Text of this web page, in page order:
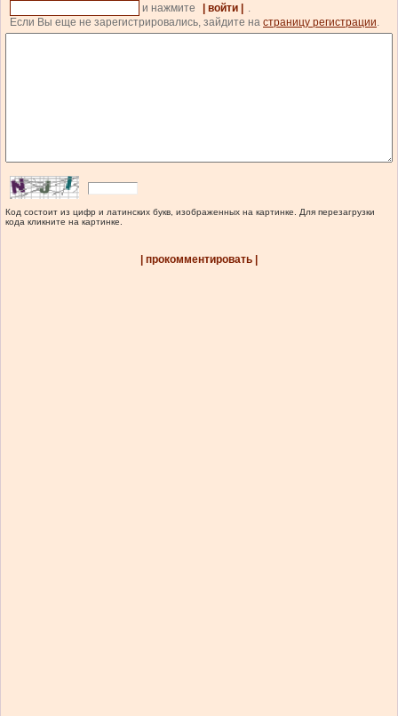
и нажмите
| войти |
.
Если Вы еще не зарегистрировались, зайдите на страницу регистрации.
Код состоит из цифр и латинских букв, изображенных на картинке. Для перезагрузки
кода кликните на картинке.
| прокомментировать |